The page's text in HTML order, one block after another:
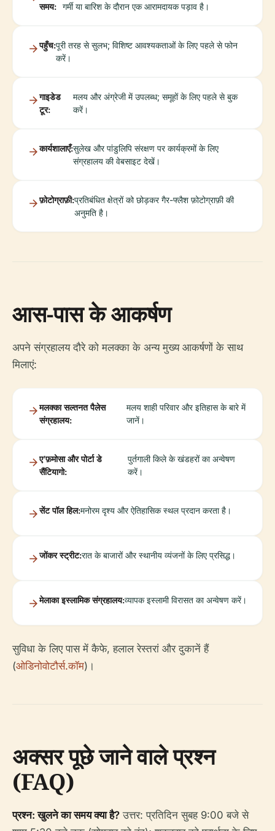
समय: गर्मी या बारिश के दौरान एक आरामदायक पड़ाव है।
पहुँच:पूरी तरह से सुलभ; विशिष्ट आवश्यकताओं के लिए पहले से फोन
करें।
गाइडेड
टूर:
मलय और अंग्रेजी में उपलब्ध; समूहों के लिए पहले से बुक
करें।
कार्यशालाएँ:सुलेख और पांडुलिपि संरक्षण पर कार्यक्रमों के लिए
संग्रहालय की वेबसाइट देखें।
फ़ोटोग्राफ़ी:प्रतिबंधित क्षेत्रों को छोड़कर गैर-फ्लैश फ़ोटोग्राफ़ी की
अनुमति है।
आस-पास के आकर्षण
अपने संग्रहालय दौरे को मलक्का के अन्य मुख्य आकर्षणों के साथ
मिलाएं:
मलक्का सल्तनत पैलेस
संग्रहालय:
मलय शाही परिवार और इतिहास के बारे में
जानें।
ए’फ़मोसा और पोर्टा डे
सैंटियागो:
पुर्तगाली किले के खंडहरों का अन्वेषण
करें।
सेंट पॉल हिल:मनोरम दृश्य और ऐतिहासिक स्थल प्रदान करता है।
जोंकर स्ट्रीट:रात के बाजारों और स्थानीय व्यंजनों के लिए प्रसिद्ध।
मेलाका इस्लामिक संग्रहालय:व्यापक इस्लामी विरासत का अन्वेषण करें।
सुविधा के लिए पास में कैफे, हलाल रेस्तरां और दुकानें हैं
(ओडिनोवोटौर्स.कॉम)।
अक्सर पूछे जाने वाले प्रश्न
(FAQ)
प्रश्न: खुलने का समय क्या है? उत्तर: प्रतिदिन सुबह 9:00 बजे से